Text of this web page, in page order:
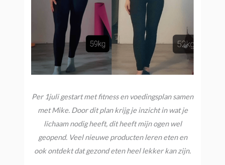
Per 1juli gestart met fitness en voedingsplan samen
met Mike. Door dit plan krijg je inzicht in wat je
lichaam nodig heeft, dit heeft mijn ogen wel
geopend. Veel nieuwe producten leren eten en
ook ontdekt dat gezond eten heel lekker kan zijn.